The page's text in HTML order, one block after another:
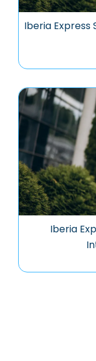
Iberia Express
Iberia